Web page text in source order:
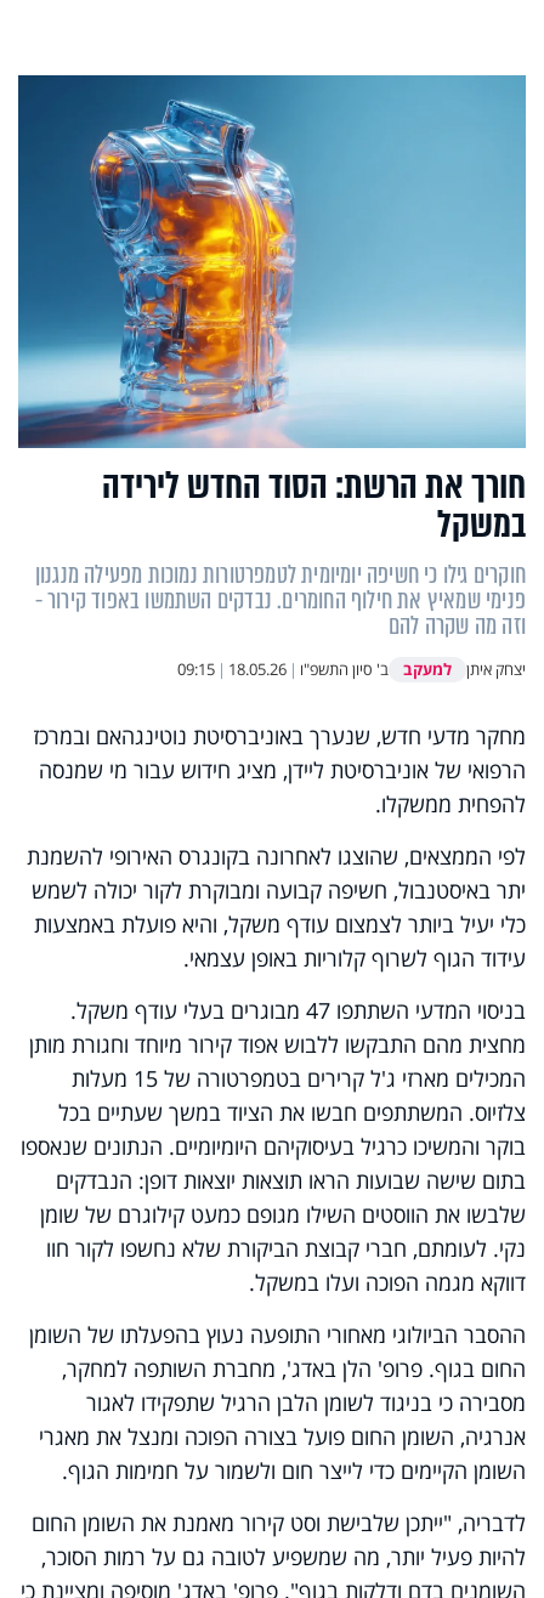
חורך את הרשת: הסוד החדש לירידה
במשקל
חוקרים גילו כי חשיפה יומיומית לטמפרטורות נמוכות מפעילה מנגנון
פנימי שמאיץ את חילוף החומרים. נבדקים השתמשו באפוד קירור -
וזה מה שקרה להם
יצחק איתן למעקב ב' סיון התשפ"ו |
18.05.26
|
09:15
מחקר מדעי חדש, שנערך באוניברסיטת נוטינגהאם ובמרכז
הרפואי של אוניברסיטת ליידן, מציג חידוש עבור מי שמנסה
להפחית ממשקלו.
לפי הממצאים, שהוצגו לאחרונה בקונגרס האירופי להשמנת
יתר באיסטנבול, חשיפה קבועה ומבוקרת לקור יכולה לשמש
כלי יעיל ביותר לצמצום עודף משקל, והיא פועלת באמצעות
עידוד הגוף לשרוף קלוריות באופן עצמאי.
בניסוי המדעי השתתפו 47 מבוגרים בעלי עודף משקל.
מחצית מהם התבקשו ללבוש אפוד קירור מיוחד וחגורת מותן
המכילים מארזי ג'ל קרירים בטמפרטורה של 15 מעלות
צלזיוס. המשתתפים חבשו את הציוד במשך שעתיים בכל
בוקר והמשיכו כרגיל בעיסוקיהם היומיומיים. הנתונים שנאספו
בתום שישה שבועות הראו תוצאות יוצאות דופן: הנבדקים
שלבשו את הווסטים השילו מגופם כמעט קילוגרם של שומן
נקי. לעומתם, חברי קבוצת הביקורת שלא נחשפו לקור חוו
דווקא מגמה הפוכה ועלו במשקל.
ההסבר הביולוגי מאחורי התופעה נעוץ בהפעלתו של השומן
החום בגוף. פרופ' הלן באדג', מחברת השותפה למחקר,
מסבירה כי בניגוד לשומן הלבן הרגיל שתפקידו לאגור
אנרגיה, השומן החום פועל בצורה הפוכה ומנצל את מאגרי
השומן הקיימים כדי לייצר חום ולשמור על חמימות הגוף.
לדבריה, "ייתכן שלבישת וסט קירור מאמנת את השומן החום
להיות פעיל יותר, מה שמשפיע לטובה גם על רמות הסוכר,
השומנים בדם ודלקות בגוף". פרופ' באדג' מוסיפה ומציינת כי